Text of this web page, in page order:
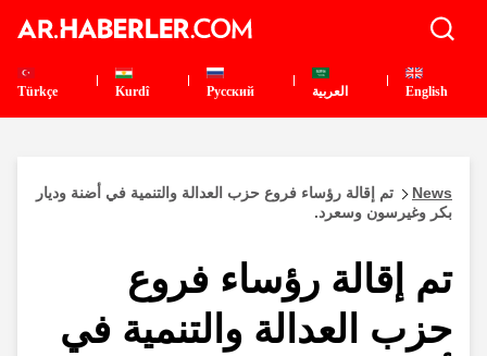
English العربية Pусский
Kurdî
Türkçe
News
تم إقالة رؤساء فروع حزب العدالة والتنمية في أضنة وديار
بكر وغيرسون وسعرد.
تم إقالة رؤساء فروع
حزب العدالة والتنمية في